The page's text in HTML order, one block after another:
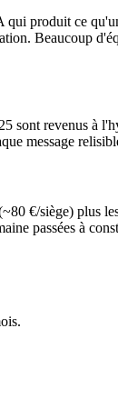
produit ce
Beaucoup
sont revenus à
message
€/siège) plus
passées à